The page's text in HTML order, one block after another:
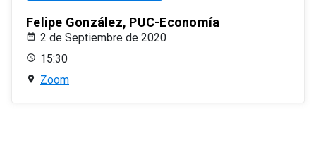
Felipe González, PUC-Economía
2 de Septiembre de 2020
15:30
Zoom